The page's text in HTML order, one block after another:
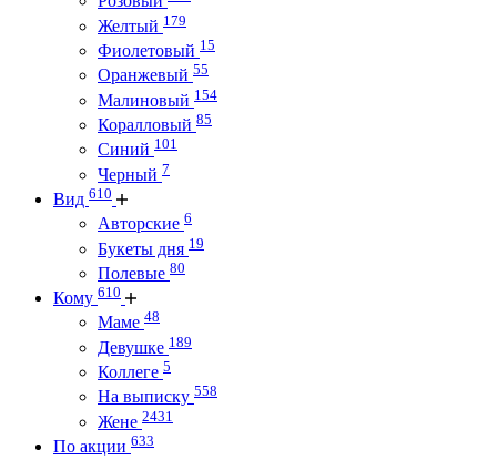
Желтый 179
Фиолетовый 15
Оранжевый 55
Малиновый 154
Коралловый 85
Синий 101
Черный 7
Вид 610
Авторские 6
Букеты дня 19
Полевые 80
Кому 610
Маме 48
Девушке 189
Коллеге 5
На выписку 558
Жене 2431
По акции 633